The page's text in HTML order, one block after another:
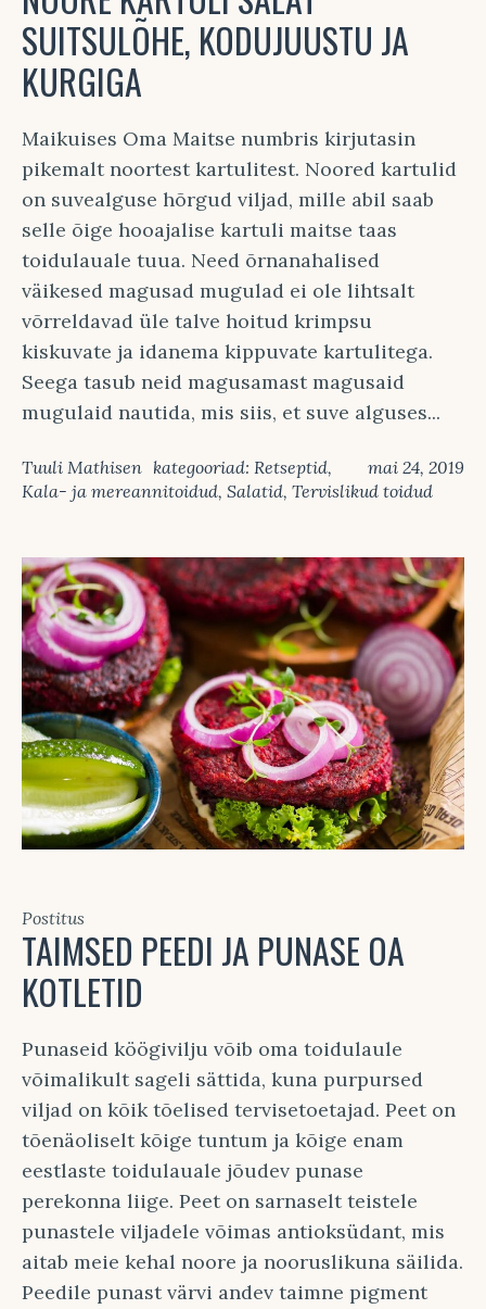
SUITSULÕHE, KODUJUUSTU JA
KURGIGA
Maikuises Oma Maitse numbris kirjutasin
pikemalt noortest kartulitest. Noored kartulid
on suvealguse hõrgud viljad, mille abil saab
selle õige hooajalise kartuli maitse taas
toidulauale tuua. Need õrnanahalised
väikesed magusad mugulad ei ole lihtsalt
võrreldavad üle talve hoitud krimpsu
kiskuvate ja idanema kippuvate kartulitega.
Seega tasub neid magusamast magusaid
mugulaid nautida, mis siis, et suve alguses...
mai 24, 2019
Tuuli Mathisen kategooriad: Retseptid,
Kala- ja mereannitoidud, Salatid, Tervislikud toidud
Postitus
TAIMSED PEEDI JA PUNASE OA
KOTLETID
Punaseid köögivilju võib oma toidulaule
võimalikult sageli sättida, kuna purpursed
viljad on kõik tõelised tervisetoetajad. Peet on
tõenäoliselt kõige tuntum ja kõige enam
eestlaste toidulauale jõudev punase
perekonna liige. Peet on sarnaselt teistele
punastele viljadele võimas antioksüdant, mis
aitab meie kehal noore ja nooruslikuna säilida.
Peedile punast värvi andev taimne pigment